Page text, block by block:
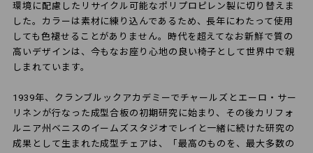
環境に配慮したリサイクル可能なポリプロピレン製に切り替えま
した。カラーは素材に練り込んであるため、長年にわたって使用
しても色褪せることがありません。時代を超えてなお新鮮で質の
高いデザインは、今もなお座り心地の良い椅子として世界中で親
しまれています。
1939年、クランブルックアカデミーでチャールズとエーロ・サー
リネンが行なった成型合板の初期研究に始まり、その後カリフォ
ルニア州ベニスのイームズスタジオでレイと一緒に続けた研究の
成果として生まれた成型チェアは、「最高のものを、最大多数の